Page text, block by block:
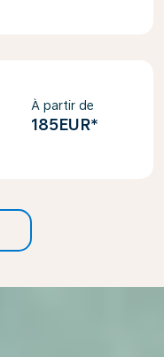
À partir de
185EUR*